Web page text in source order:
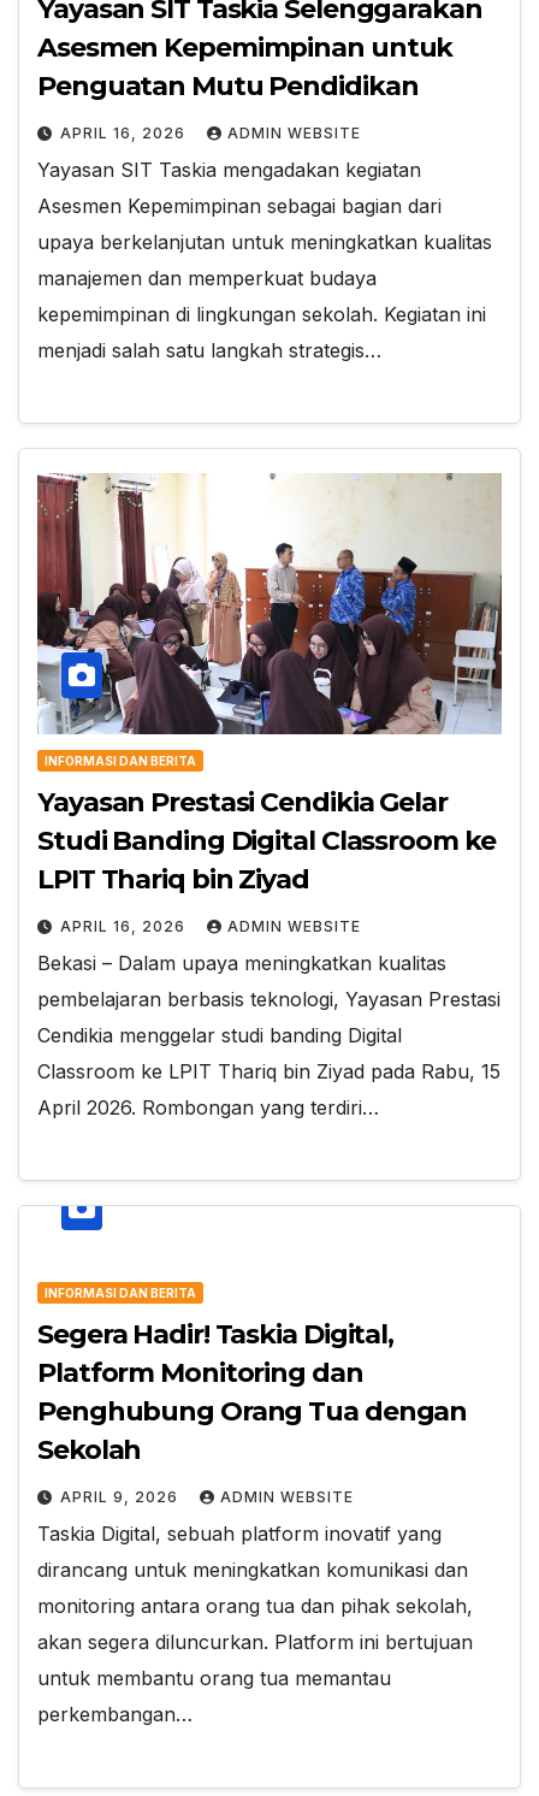
Yayasan SIT Taskia Selenggarakan
Asesmen Kepemimpinan untuk
Penguatan Mutu Pendidikan
APRIL 16, 2026 ADMIN WEBSITE
Yayasan SIT Taskia mengadakan kegiatan
Asesmen Kepemimpinan sebagai bagian dari
upaya berkelanjutan untuk meningkatkan kualitas
manajemen dan memperkuat budaya
kepemimpinan di lingkungan sekolah. Kegiatan ini
menjadi salah satu langkah strategis…
INFORMASI DAN BERITA
Yayasan Prestasi Cendikia Gelar
Studi Banding Digital Classroom ke
LPIT Thariq bin Ziyad
APRIL 16, 2026 ADMIN WEBSITE
Bekasi – Dalam upaya meningkatkan kualitas
pembelajaran berbasis teknologi, Yayasan Prestasi
Cendikia menggelar studi banding Digital
Classroom ke LPIT Thariq bin Ziyad pada Rabu, 15
April 2026. Rombongan yang terdiri…
INFORMASI DAN BERITA
Segera Hadir! Taskia Digital,
Platform Monitoring dan
Penghubung Orang Tua dengan
Sekolah
APRIL 9, 2026 ADMIN WEBSITE
Taskia Digital, sebuah platform inovatif yang
dirancang untuk meningkatkan komunikasi dan
monitoring antara orang tua dan pihak sekolah,
akan segera diluncurkan. Platform ini bertujuan
untuk membantu orang tua memantau
perkembangan…